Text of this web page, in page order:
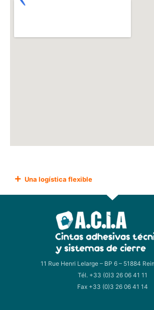
Una logística flexible
11 Rue Henri Lelarge – BP 6 – 51884
Tél. +33 (0)3 26 06 41 11
Fax +33 (0)3 26 06 41 14